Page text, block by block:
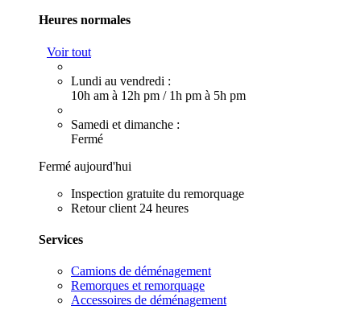
Heures normales
Voir tout
Lundi au vendredi :
10h am à 12h pm / 1h pm à 5h pm
Samedi et dimanche :
Fermé
Fermé aujourd'hui
Inspection gratuite du remorquage
Retour client 24 heures
Services
Camions de déménagement
Remorques et remorquage
Accessoires de déménagement